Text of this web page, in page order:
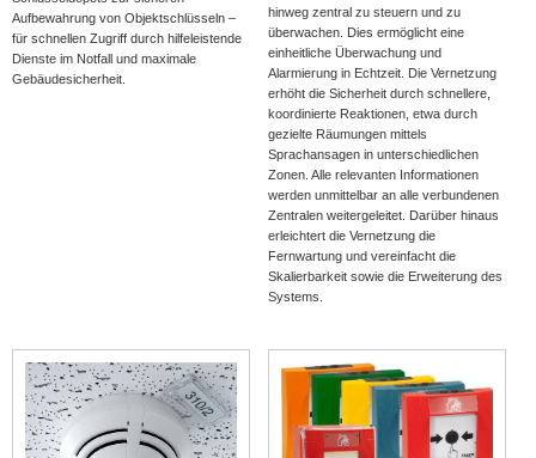
Aufbewahrung von Objektschlüsseln –
für schnellen Zugriff durch hilfeleistende
Dienste im Notfall und maximale
Gebäudesicherheit.
hinweg zentral zu steuern und zu
überwachen. Dies ermöglicht eine
einheitliche Überwachung und
Alarmierung in Echtzeit. Die Vernetzung
erhöht die Sicherheit durch schnellere,
koordinierte Reaktionen, etwa durch
gezielte Räumungen mittels
Sprachansagen in unterschiedlichen
Zonen. Alle relevanten Informationen
werden unmittelbar an alle verbundenen
Zentralen weitergeleitet. Darüber hinaus
erleichtert die Vernetzung die
Fernwartung und vereinfacht die
Skalierbarkeit sowie die Erweiterung des
Systems.